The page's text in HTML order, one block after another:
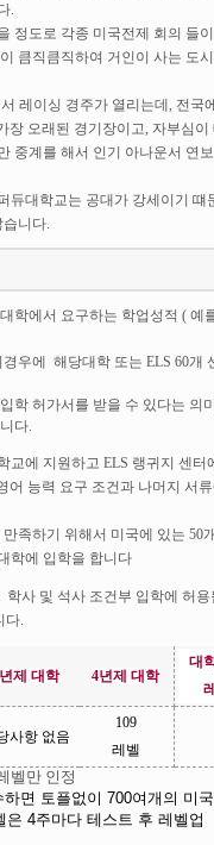
.
정도로 각종 미국전제 회의 들
큼직큼직하여 거인이 사는 도
레이싱 경주가 열리는데, 전
장 오래된 경기장이고, 자부심
중계를 해서 인기 아나운서 연
듀대학교는 공대가 강세이기
니다.
학에서 요구하는 학업성적 ( 예
우에 해당대학 또는 ELS 60
학 허가서를 받을 수 있다는 의
다.
교에 지원하고 ELS 랭귀지 센
어 능력 요구 조건과 나머지 서
족하기 위해서 미국에 있는 50
학에 입학을 합니다
사 및 석사 조건부 입학에 허
다.
제 대학 4년제 대학
대
사항 없음
109
레벨
벨만 인정
하면 토플없이 700여개의 미
은 4주마다 테스트 후 레벨업